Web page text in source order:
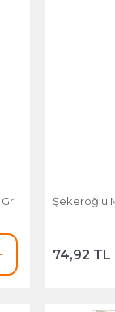
Şekeroğlu
74,92 TL